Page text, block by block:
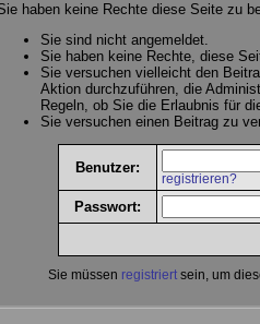
haben keine Rechte diese Seite zu
Sie sind nicht angemeldet.
Sie haben keine Rechte, diese
Sie versuchen vielleicht den
Aktion durchzuführen, die
Regeln, ob Sie die Erlaubnis für
Sie versuchen einen Beitrag zu
Benutzer:
registrieren?
Passwort:
Sie müssen registriert sein, um